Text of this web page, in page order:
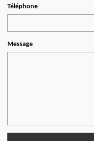
Téléphone
Message